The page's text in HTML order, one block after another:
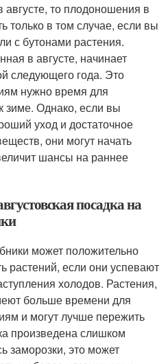
то плодоношения в
только в том случае, если вы
с бутонами растения.
в августе, начинает
следующего года. Это
нужно время для
зиме. Однако, если вы
уход и достаточное
они могут начать
шансы на раннее
посадка на
может положительно
растений, если они успевают
холодов. Растения,
больше времени для
и могут лучше пережить
произведена слишком
заморозки, это может